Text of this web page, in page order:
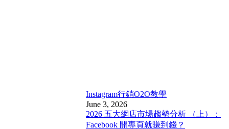
Instagram行銷O2O教學
June 3, 2026
2026 五大網店市場趨勢分析 （上）：
Facebook 開專頁就賺到錢？